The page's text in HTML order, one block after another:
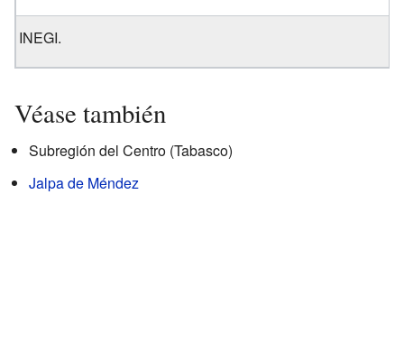
INEGI.
Véase también
Subregión del Centro (Tabasco)
Jalpa de Méndez